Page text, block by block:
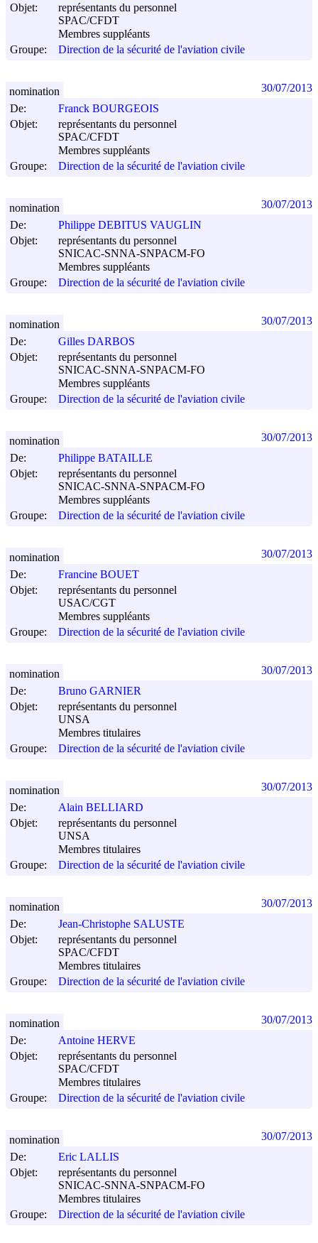
Objet:
représentants du personnel
SPAC/CFDT
Membres suppléants
Groupe:
Direction de la sécurité de l'aviation civile
De:
Franck BOURGEOIS
Objet:
représentants du personnel
SPAC/CFDT
Membres suppléants
Groupe:
Direction de la sécurité de l'aviation civile
nomination 30/07/2013
De:
Philippe DEBITUS VAUGLIN
Objet:
représentants du personnel
SNICAC-SNNA-SNPACM-FO
Membres suppléants
Groupe:
Direction de la sécurité de l'aviation civile
nomination 30/07/2013
De:
Gilles DARBOS
Objet:
représentants du personnel
SNICAC-SNNA-SNPACM-FO
Membres suppléants
Groupe:
Direction de la sécurité de l'aviation civile
nomination 30/07/2013
De:
Philippe BATAILLE
Objet:
représentants du personnel
SNICAC-SNNA-SNPACM-FO
Membres suppléants
Groupe:
Direction de la sécurité de l'aviation civile
nomination 30/07/2013
De:
Francine BOUET
Objet:
représentants du personnel
USAC/CGT
Membres suppléants
Groupe:
Direction de la sécurité de l'aviation civile
nomination 30/07/2013
De:
Bruno GARNIER
Objet:
représentants du personnel
UNSA
Membres titulaires
Groupe:
Direction de la sécurité de l'aviation civile
nomination 30/07/2013
De:
Alain BELLIARD
Objet:
représentants du personnel
UNSA
Membres titulaires
Groupe:
Direction de la sécurité de l'aviation civile
nomination 30/07/2013
De:
Jean-Christophe SALUSTE
Objet:
représentants du personnel
SPAC/CFDT
Membres titulaires
Groupe:
Direction de la sécurité de l'aviation civile
nomination 30/07/2013
De:
Antoine HERVE
Objet:
représentants du personnel
SPAC/CFDT
Membres titulaires
Groupe:
Direction de la sécurité de l'aviation civile
nomination 30/07/2013
De:
Eric LALLIS
Objet:
représentants du personnel
SNICAC-SNNA-SNPACM-FO
Membres titulaires
Groupe:
Direction de la sécurité de l'aviation civile
nomination 30/07/2013